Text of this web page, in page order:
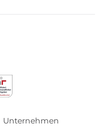
Unternehmen